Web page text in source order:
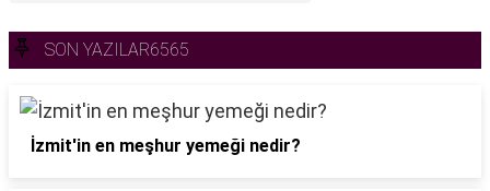
SON YAZILAR6565
İzmit'in en meşhur yemeği nedir?